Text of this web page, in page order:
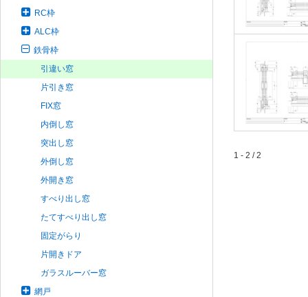
RC枠
ALC枠
鉄骨枠
引違い窓
片引き窓
FIX窓
内倒し窓
突出し窓
外倒し窓
外開き窓
すべり出し窓
たてすべり出し窓
固定がらり
片開きドア
ガラスルーバー窓
網戸
1 - 2 / 2